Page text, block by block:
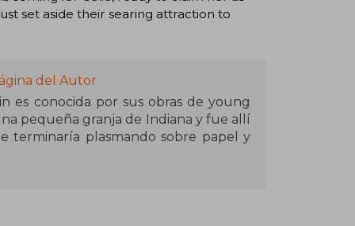
set aside their searing attraction to
del Autor
es conocida por sus obras de young
pequeña granja de Indiana y fue allí
terminaría plasmando sobre papel y